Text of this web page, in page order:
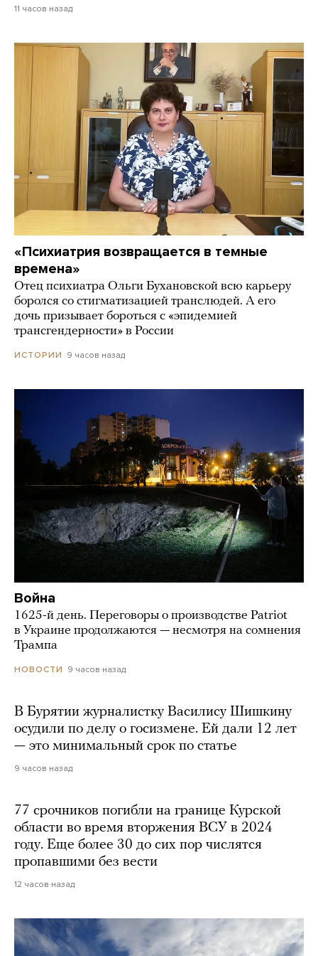
11 часов назад
«Психиатрия возвращается в темные
времена»
Отец психиатра Ольги Бухановской всю карьеру
боролся со стигматизацией транслюдей. А его
дочь призывает бороться с «эпидемией
трансгендерности» в России
ИСТОРИИ 9 часов назад
Война
1625-й день. Переговоры о производстве Patriot
в Украине продолжаются — несмотря на сомнения
Трампа
НОВОСТИ 9 часов назад
В Бурятии журналистку Василису Шишкину
осудили по делу о госизмене. Ей дали 12 лет
— это минимальный срок по статье
9 часов назад
77 срочников погибли на границе Курской
области во время вторжения ВСУ в 2024
году. Еще более 30 до сих пор числятся
пропавшими без вести
12 часов назад